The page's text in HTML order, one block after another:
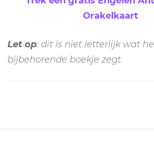
Orakelkaart
Let op: dit is niet letterlijk wat
bijbehorende boekje zegt.